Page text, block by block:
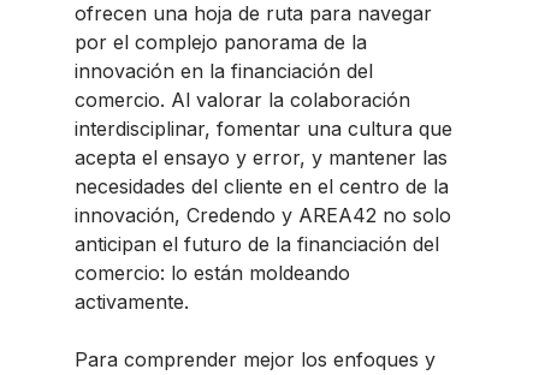
ofrecen una hoja de ruta para navegar
por el complejo panorama de la
innovación en la financiación del
comercio. Al valorar la colaboración
interdisciplinar, fomentar una cultura que
acepta el ensayo y error, y mantener las
necesidades del cliente en el centro de la
innovación, Credendo y AREA42 no solo
anticipan el futuro de la financiación del
comercio: lo están moldeando
activamente.
Para comprender mejor los enfoques y